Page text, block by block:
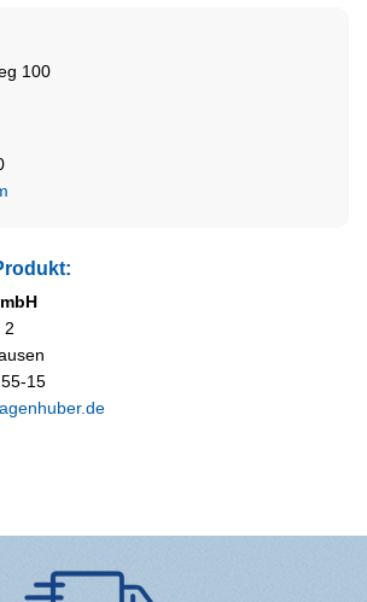
100
2
15